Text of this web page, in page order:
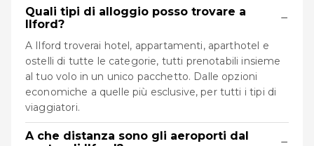
Quali tipi di alloggio posso trovare a
Ilford?
−
A Ilford troverai hotel, appartamenti, aparthotel e
ostelli di tutte le categorie, tutti prenotabili insieme
al tuo volo in un unico pacchetto. Dalle opzioni
economiche a quelle più esclusive, per tutti i tipi di
viaggiatori.
A che distanza sono gli aeroporti dal
−